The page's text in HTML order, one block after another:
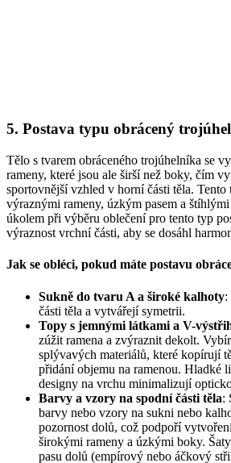
5. Postava typu obrácený
Tělo s tvarem obráceného trojúhelníka se
rameny, které jsou ale širší než boky, čím
sportovnější vzhled v horní části těla. Tento
výraznými rameny, úzkým pasem a
úkolem při výběru oblečení pro tento typ
výraznost vrchní části, aby se dosáhl
Jak se obléci, pokud máte postavu
Sukně do tvaru A a široké kalhoty:
části těla a vytvářejí symetrii.
Topy s jemnými látkami a V-
zúžit ramena a zvýraznit dekolt.
splývavých materiálů, které kopírují
přidání objemu na ramenou. Hladké
designy na vrchu minimalizují
Barvy a vzory na spodní části těla:
barvy nebo vzory na sukni nebo
pozornost dolů, což podpoří
širokými rameny a úzkými boky.
pasu dolů (empírový nebo áčkový